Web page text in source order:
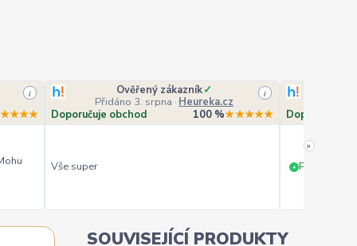
i Ověřený zákazník✓
Přidáno 3. srpna · Heureka.cz
i
Doporučuje obchod 100 %★★★★★
Vše super
Doporučuje
+ PERFEKTNÍ
»
SOUVISEJÍCÍ PRODUKTY